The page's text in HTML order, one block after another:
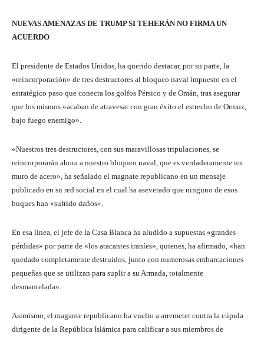
NUEVAS AMENAZAS DE TRUMP SI TEHERÁN NO FIRMA UN
ACUERDO
El presidente de Estados Unidos, ha querido destacar, por su parte, la
«reincorporación» de tres destructores al bloqueo naval impuesto en el
estratégico paso que conecta los golfos Pérsico y de Omán, tras asegurar
que los mismos «acaban de atravesar con gran éxito el estrecho de Ormuz,
bajo fuego enemigo».
«Nuestros tres destructores, con sus maravillosas tripulaciones, se
reincorporarán ahora a nuestro bloqueo naval, que es verdaderamente un
muro de acero», ha señalado el magnate republicano en un mensaje
publicado en su red social en el cual ha aseverado que ninguno de esos
buques han «sufrido daños».
En esa línea, el jefe de la Casa Blanca ha aludido a supuestas «grandes
pérdidas» por parte de «los atacantes iraníes», quienes, ha afirmado, «han
quedado completamente destruidos, junto con numerosas embarcaciones
pequeñas que se utilizan para suplir a su Armada, totalmente
desmantelada».
Asimismo, el magante republicano ha vuelto a arremeter contra la cúpula
dirigente de la República Islámica para calificar a sus miembros de